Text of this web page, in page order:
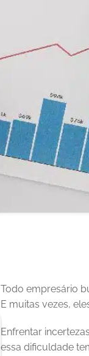
Todo empresário
E muitas vezes,
Enfrentar
essa dificuldade